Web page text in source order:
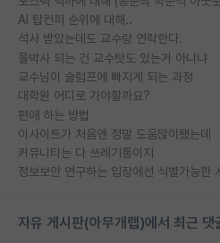
AI 탑컨퍼 순위에 대해..
석사 받았는데도 교수랑 연락한다.
물박사 되는 건 교수탓도 있는거 아니냐
교수님이 슬럼프에 빠지게 되는 과정
대학원 어디로 가야할까요?
편애 하는 방법
이사이트가 처음엔 정말 도움많이됐는데
커뮤니티는 다 쓰레기통이지
자유 게시판(아무개랩)에서 최근 댓